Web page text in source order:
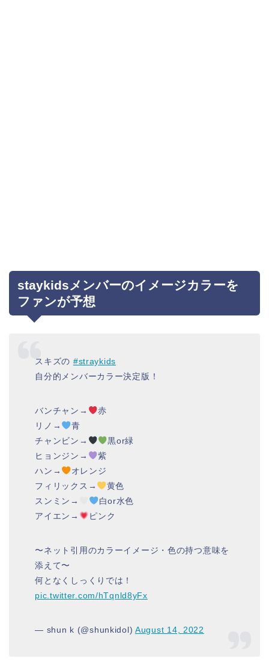
staykidsメンバーのイメージカラーを
ファンが予想
スキズの #straykids
自分的メンバーカラー決定版！
バンチャン→
赤
リノ→
青
チャンビン→
黒or緑
ヒョンジン→
紫
ハン→
オレンジ
フィリックス→
黄色
スンミン→
白or水色
アイエン→
ピンク
〜ネット引用のカラーイメージ・色の持つ意味を
添えて〜
何となくしっくりでは！
pic.twitter.com/hTqnld8yFx
— shun k (@shunkidol)August 14, 2022